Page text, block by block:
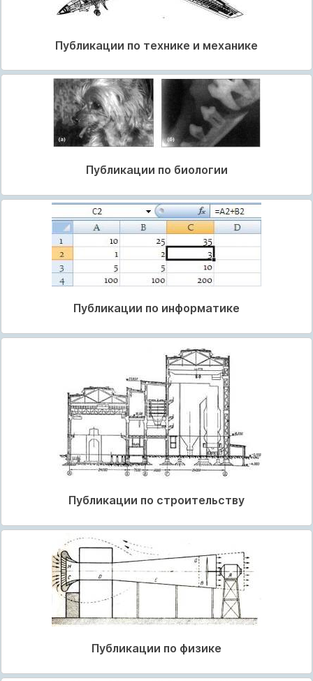
Публикации по технике и механике
Публикации по биологии
Публикации по информатике
Публикации по строительству
Публикации по физике